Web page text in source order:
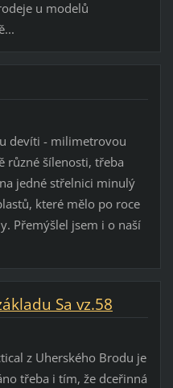
u modelů
devíti - milimetrovou
různé šílenosti, třeba
jedné střelnici minulý
které mělo po roce
Přemýšlel jsem i o naší
Sa vz.58
z Uherského Brodu je
třeba i tím, že dceřinná